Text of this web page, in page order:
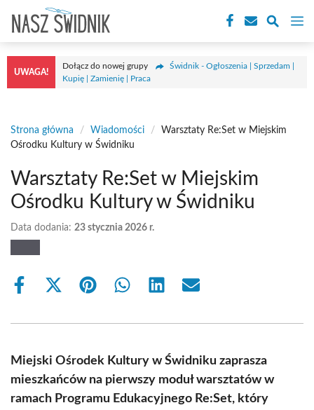
treści
UWAGA!
Dołącz do nowej grupy
Świdnik - Ogłoszenia | Sprzedam |
Kupię | Zamienię | Praca
Strona główna / Wiadomości /
Warsztaty Re:Set w Miejskim
Ośrodku Kultury w Świdniku
Warsztaty Re:Set w Miejskim
Ośrodku Kultury w Świdniku
Data dodania: 23 stycznia 2026 r.
Share
Share
(Twitter)
Share Share Share Share
Miejski Ośrodek Kultury w Świdniku zaprasza
mieszkańców na pierwszy moduł warsztatów w
ramach Programu Edukacyjnego Re:Set, który